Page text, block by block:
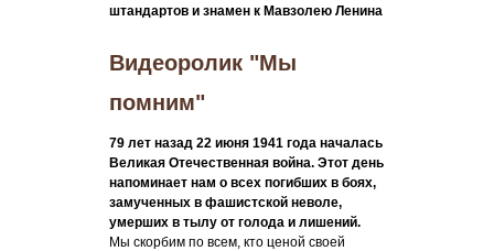
штандартов и знамен к Мавзолею Ленина
Видеоролик "Мы
помним"
79 лет назад 22 июня 1941 года началась
Великая Отечественная война. Этот день
напоминает нам о всех погибших в боях,
замученных в фашистской неволе,
умерших в тылу от голода и лишений.
Мы скорбим по всем, кто ценой своей